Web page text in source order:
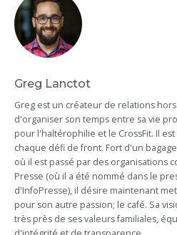
Greg Lanctot
Greg est un créateur de relations
d'organiser son temps entre sa vie
pour l'haltérophilie et le CrossFit. Il
chaque défi de front. Fort d'un
où il est passé par des organisations
Presse (où il a été nommé dans le
d'InfoPresse), il désire maintenant
pour son autre passion; le café. Sa
très près de ses valeurs familiales,